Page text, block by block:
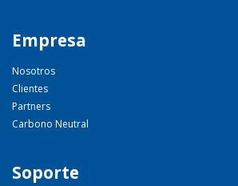
Empresa
Nosotros
Clientes
Partners
Carbono Neutral
Soporte